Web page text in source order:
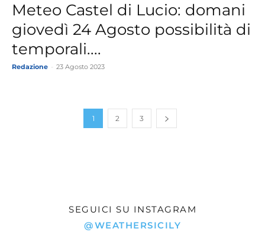
Meteo Castel di Lucio: domani
giovedì 24 Agosto possibilità di
temporali....
Redazione 23 Agosto 2023
1 2 3
SEGUICI SU INSTAGRAM
@WEATHERSICILY